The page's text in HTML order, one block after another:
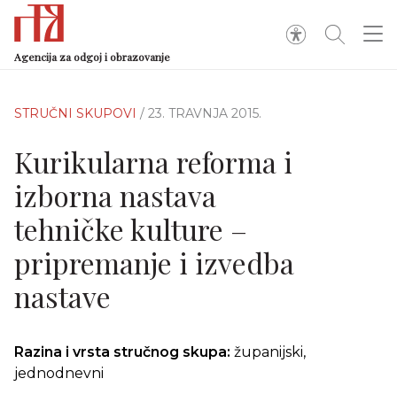
Agencija za odgoj i obrazovanje
STRUČNI SKUPOVI / 23. TRAVNJA 2015.
Kurikularna reforma i
izborna nastava
tehničke kulture –
pripremanje i izvedba
nastave
Razina i vrsta stručnog skupa: županijski,
jednodnevni